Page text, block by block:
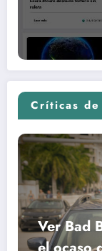
Críticas de
Ver Bad